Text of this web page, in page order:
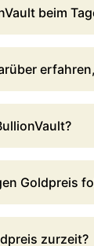
beim
Goldpreis
zurzeit?